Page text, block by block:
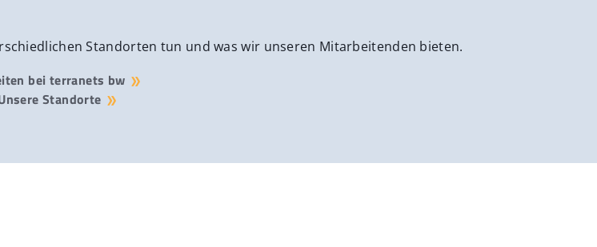
Standorten tun und was wir unseren Mitarbeitenden bieten.
bei terranets bw
Standorte